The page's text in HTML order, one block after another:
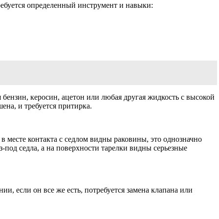
определенный инструмент и навыки:
керосин, ацетон или любая другая жидкость с высокой
и требуется притирка.
месте контакта с седлом видны раковины, это однозначно
седла, а на поверхности тарелки видны серьезные
если он все же есть, потребуется замена клапана или